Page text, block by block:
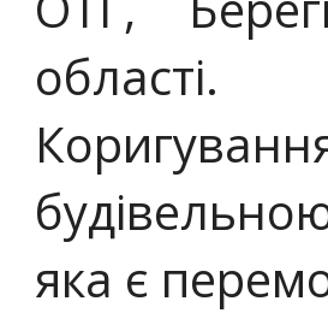
яка є